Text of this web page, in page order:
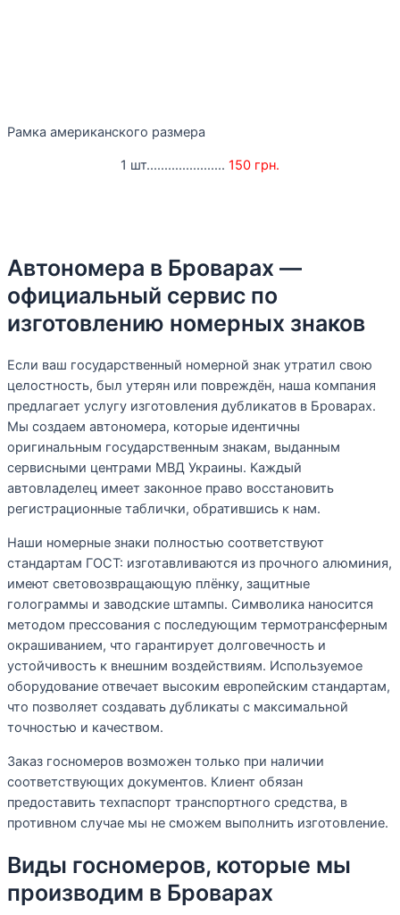
Рамка американского размера
1 шт...................... 150 грн.
Автономера в Броварах —
официальный сервис по
изготовлению номерных знаков
Если ваш государственный номерной знак утратил свою
целостность, был утерян или повреждён, наша компания
предлагает услугу изготовления дубликатов в Броварах.
Мы создаем автономера, которые идентичны
оригинальным государственным знакам, выданным
сервисными центрами МВД Украины. Каждый
автовладелец имеет законное право восстановить
регистрационные таблички, обратившись к нам.
Наши номерные знаки полностью соответствуют
стандартам ГОСТ: изготавливаются из прочного алюминия,
имеют световозвращающую плёнку, защитные
голограммы и заводские штампы. Символика наносится
методом прессования с последующим термотрансферным
окрашиванием, что гарантирует долговечность и
устойчивость к внешним воздействиям. Используемое
оборудование отвечает высоким европейским стандартам,
что позволяет создавать дубликаты с максимальной
точностью и качеством.
Заказ госномеров возможен только при наличии
соответствующих документов. Клиент обязан
предоставить техпаспорт транспортного средства, в
противном случае мы не сможем выполнить изготовление.
Виды госномеров, которые мы
производим в Броварах